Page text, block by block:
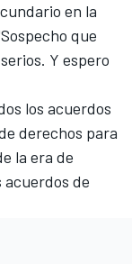
en la
que
Y espero
los acuerdos
derechos para
la era de
acuerdos de